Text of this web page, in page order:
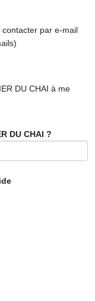
par e-mail
DU CHAI à me
DU CHAI ?